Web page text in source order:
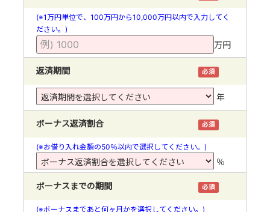
(※1万円単位で、100万円から10,000万円以内で入力してく
ださい。)
万円
返済期間 必須
年
ボーナス返済割合 必須
(※お借り入れ金額の50％以内で選択してください。)
％
ボーナスまでの期間 必須
(※ボーナスまであと何ヶ月かを選択してください。)